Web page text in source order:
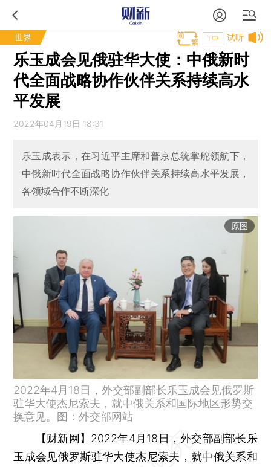
世界 试听
T中
乐玉成会见俄驻华大使：中俄新时
代全面战略协作伙伴关系持续高水
平发展
2022年04月19日 18:31
乐玉成表示，在习近平主席和普京总统掌舵领航下，
中俄新时代全面战略协作伙伴关系持续高水平发展，
各领域合作不断深化
原图
2022年4月18日，外交部副部长乐玉成会见俄罗斯
驻华大使杰尼索夫，就中俄关系和国际地区形势交
换意见。图：外交部网站
【财新网】 2022年4月18日，外交部副部长乐
玉成会见俄罗斯驻华大使杰尼索夫，就中俄关系和